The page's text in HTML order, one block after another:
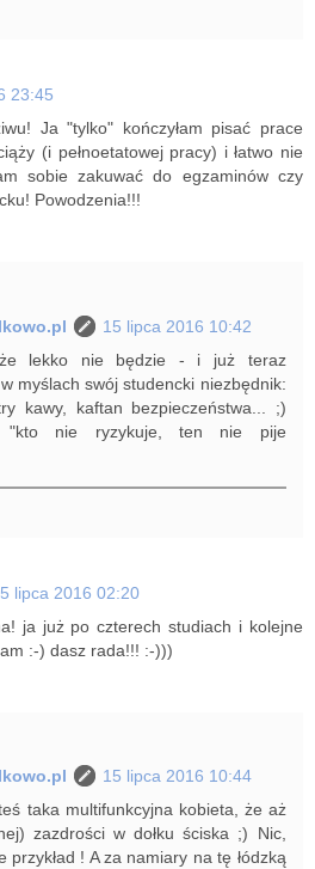
23:45
Ja "tylko" kończyłam pisać prace
(i pełnoetatowej pracy) i łatwo nie
sobie zakuwać do egzaminów czy
Powodzenia!!!
15 lipca 2016 10:42
że lekko nie będzie - i już teraz
myślach swój studencki niezbędnik:
kawy, kaftan bezpieczeństwa... ;)
"kto nie ryzykuje, ten nie pije
lipca 2016 02:20
ja już po czterech studiach i kolejne
:-) dasz rada!!! :-)))
15 lipca 2016 10:44
taka multifunkcyjna kobieta, że aż
zazdrości w dołku ściska ;) Nic,
przykład ! A za namiary na tę łódzką